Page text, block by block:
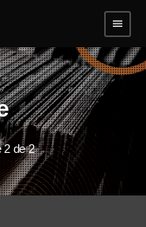
menu
2 de 2